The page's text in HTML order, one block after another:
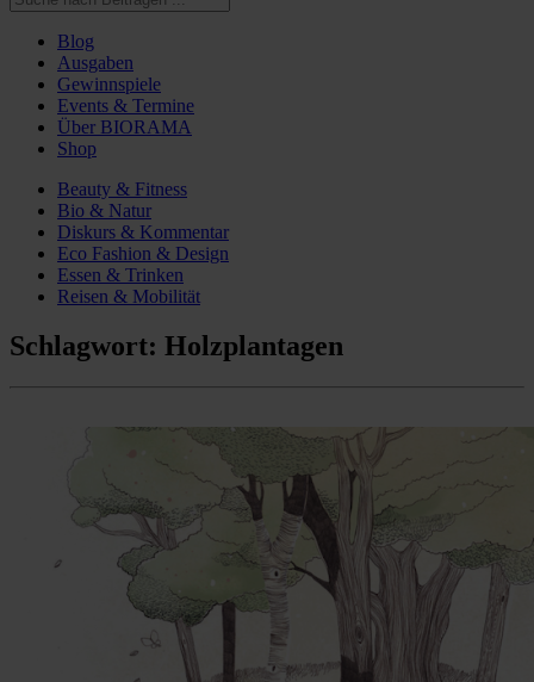
Blog
Ausgaben
Gewinnspiele
Events & Termine
Über BIORAMA
Shop
Beauty & Fitness
Bio & Natur
Diskurs & Kommentar
Eco Fashion & Design
Essen & Trinken
Reisen & Mobilität
Schlagwort: Holzplantagen